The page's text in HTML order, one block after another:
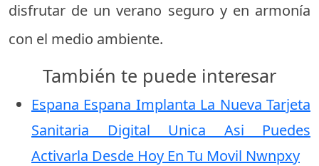
disfrutar de un verano seguro y en armonía
con el medio ambiente.
También te puede interesar
Espana Espana Implanta La Nueva Tarjeta
Sanitaria Digital Unica Asi Puedes
Activarla Desde Hoy En Tu Movil Nwnpxy